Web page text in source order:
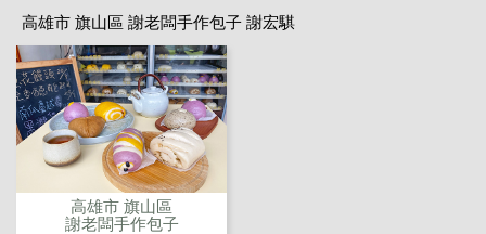
高雄市 旗山區 謝老闆手作包子 謝宏騏
高雄市 旗山區
謝老闆手作包子